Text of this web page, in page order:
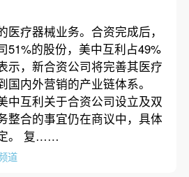
疗器械业务。合资完成后，
51%的股份，美中互利占49%
示，新合资公司将完善其医疗
国内外营销的产业链体系。
中互利关于合资公司设立及双
整合的事宜仍在商议中，具体
。 复……
道